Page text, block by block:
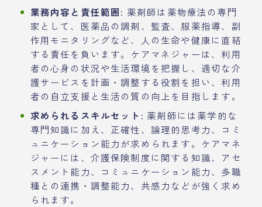
業務内容と責任範囲: 薬剤師は薬物療法の専門
家として、医薬品の調剤、監査、服薬指導、副
作用モニタリングなど、人の生命や健康に直結
する責任を負います。ケアマネジャーは、利用
者の心身の状況や生活環境を把握し、適切な介
護サービスを計画・調整する役割を担い、利用
者の自立支援と生活の質の向上を目指します。
求められるスキルセット: 薬剤師には薬学的な
専門知識に加え、正確性、論理的思考力、コミ
ュニケーション能力が求められます。ケアマネ
ジャーには、介護保険制度に関する知識、アセ
スメント能力、コミュニケーション能力、多職
種との連携・調整能力、共感力などが強く求め
られます。